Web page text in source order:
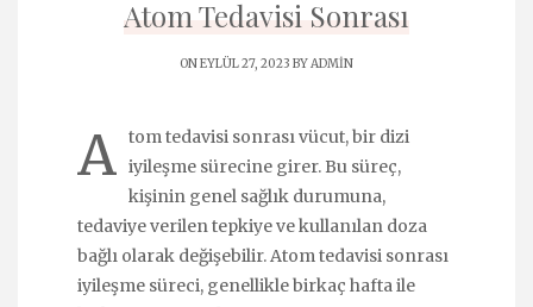
Atom Tedavisi Sonrası
ON EYLÜL 27, 2023 BYADMIN
A tom tedavisi sonrası vücut, bir dizi
iyileşme sürecine girer. Bu süreç,
kişinin genel sağlık durumuna,
tedaviye verilen tepkiye ve kullanılan doza
bağlı olarak değişebilir. Atom tedavisi sonrası
iyileşme süreci, genellikle birkaç hafta ile